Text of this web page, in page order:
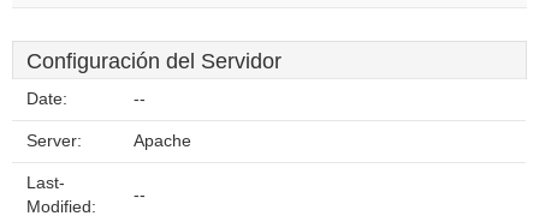
Configuración del Servidor
Date: --
Server: Apache
Last-
Modified:
--